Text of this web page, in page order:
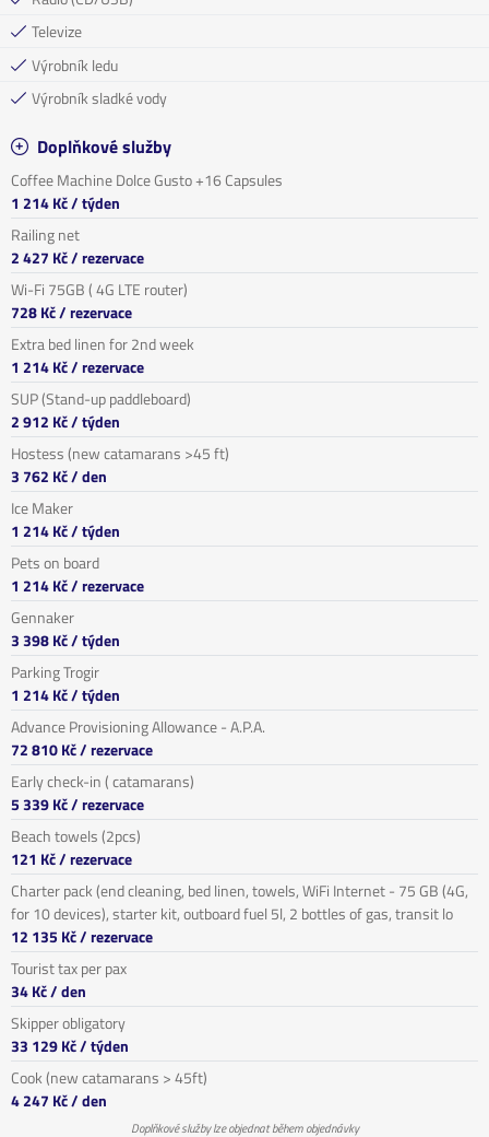
Televize
Výrobník ledu
Výrobník sladké vody
Doplňkové služby
Coffee Machine Dolce Gusto +16 Capsules
1 214 Kč/ týden
Railing net
2 427 Kč/ rezervace
Wi-Fi 75GB ( 4G LTE router)
728 Kč/ rezervace
Extra bed linen for 2nd week
1 214 Kč/ rezervace
SUP (Stand-up paddleboard)
2 912 Kč/ týden
Hostess (new catamarans >45 ft)
3 762 Kč/ den
Ice Maker
1 214 Kč/ týden
Pets on board
1 214 Kč/ rezervace
Gennaker
3 398 Kč/ týden
Parking Trogir
1 214 Kč/ týden
Advance Provisioning Allowance - A.P.A.
72 810 Kč/ rezervace
Early check-in ( catamarans)
5 339 Kč/ rezervace
Beach towels (2pcs)
121 Kč/ rezervace
Charter pack (end cleaning, bed linen, towels, WiFi Internet - 75 GB (4G,
for 10 devices), starter kit, outboard fuel 5l, 2 bottles of gas, transit lo
12 135 Kč/ rezervace
Tourist tax per pax
34 Kč/ den
Skipper obligatory
33 129 Kč/ týden
Cook (new catamarans > 45ft)
4 247 Kč/ den
Doplňkové služby lze objednat během objednávky